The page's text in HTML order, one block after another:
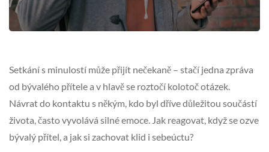
Setkání s minulostí může přijít nečekaně – stačí jedna zpráva
od bývalého přítele a v hlavě se roztočí kolotoč otázek.
Návrat do kontaktu s někým, kdo byl dříve důležitou součástí
života, často vyvolává silné emoce. Jak reagovat, když se ozve
bývalý přítel, a jak si zachovat klid i sebeúctu?